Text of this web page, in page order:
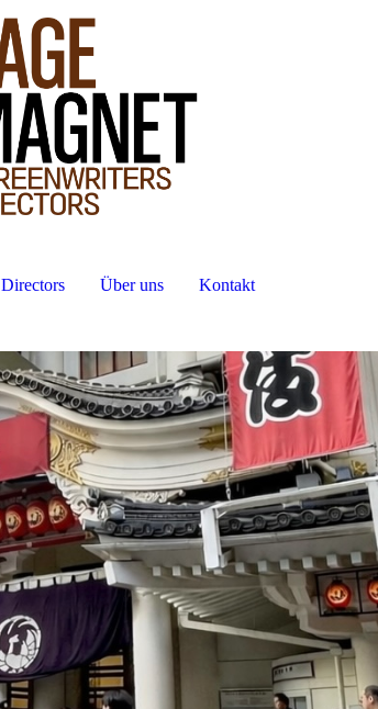
Directors Über uns Kontakt